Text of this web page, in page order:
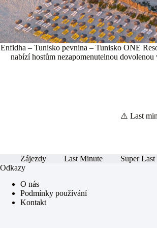
Enfidha – Tunisko pevnina – Tunisko ONE
nabízí hostům nezapomenutelnou
⚠️ Last
Zájezdy Last Minute Super
Odkazy
O nás
Podmínky používání
Kontakt